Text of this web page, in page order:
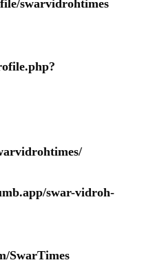
swarvidrohtimes
swar-vidroh-
SwarTimes